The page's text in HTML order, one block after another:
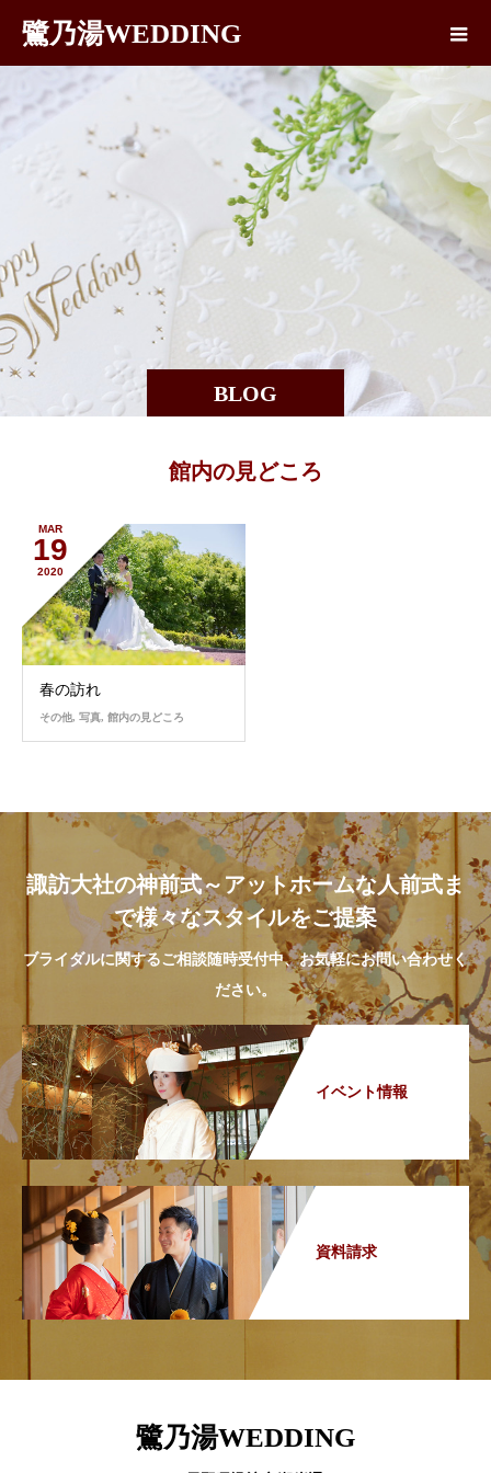
鷺乃湯WEDDING
BLOG
館内の見どころ
MAR
19
2020
春の訪れ
その他, 写真, 館内の見どころ
諏訪大社の神前式～アットホームな人前式ま
で様々なスタイルをご提案
ブライダルに関するご相談随時受付中、お気軽にお問い合わせく
ださい。
イベント情報
資料請求
鷺乃湯WEDDING